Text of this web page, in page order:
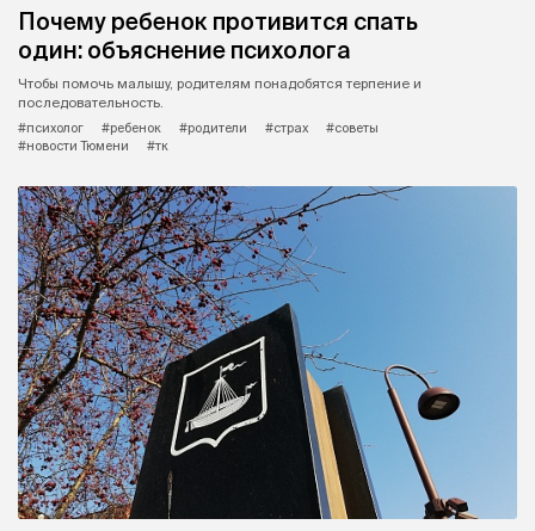
Почему ребенок противится спать
один: объяснение психолога
Чтобы помочь малышу, родителям понадобятся терпение и
последовательность.
#психолог
#ребенок #родители #страх
#советы
#новости Тюмени
#тк